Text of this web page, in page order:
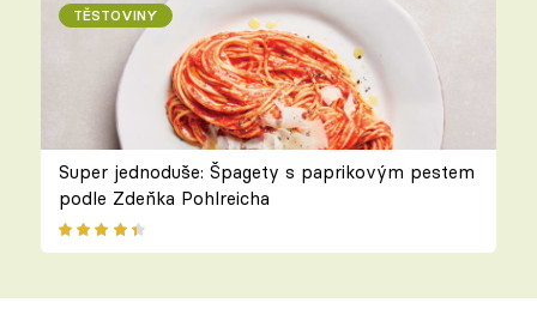
TĚSTOVINY
Super jednoduše: Špagety s paprikovým pestem
podle Zdeňka Pohlreicha